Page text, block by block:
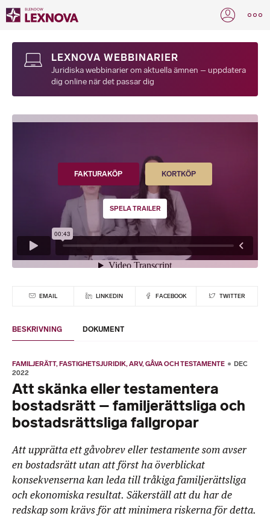
LEXNOVA WEBBINARIER
Juridiska webbinarier om aktuella ämnen – uppdatera
dig online när det passar dig
FAKTURAKÖP KORTKÖP
SPELA TRAILER
EMAIL LINKEDIN FACEBOOK TWITTER
BESKRIVNING DOKUMENT
FAMILJERÄTT FASTIGHETSJURIDIK ARV, GÅVA OCH TESTAMENTE
DEC
2022
Att skänka eller testamentera
bostadsrätt – familjerättsliga och
bostadsrättsliga fallgropar
Att upprätta ett gåvobrev eller testamente som avser
en bostadsrätt utan att först ha överblickat
konsekvenserna kan leda till tråkiga familjerättsliga
och ekonomiska resultat. Säkerställ att du har de
redskap som krävs för att minimera riskerna för detta.